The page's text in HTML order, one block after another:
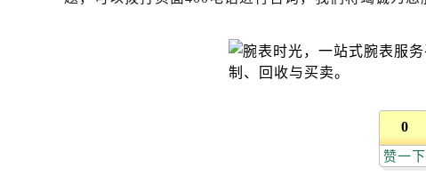
黑龙江省齐齐哈尔市龙沙区龙华路劳力
黑龙江省双鸭山市尖山区新兴大街劳力
黑龙江省伊春市伊美区通河路劳力士售后
吉林省白城市洮北区明仁南街劳力士售后
吉林省白山市浑江区浑江大街劳力士售后
0
赞一下